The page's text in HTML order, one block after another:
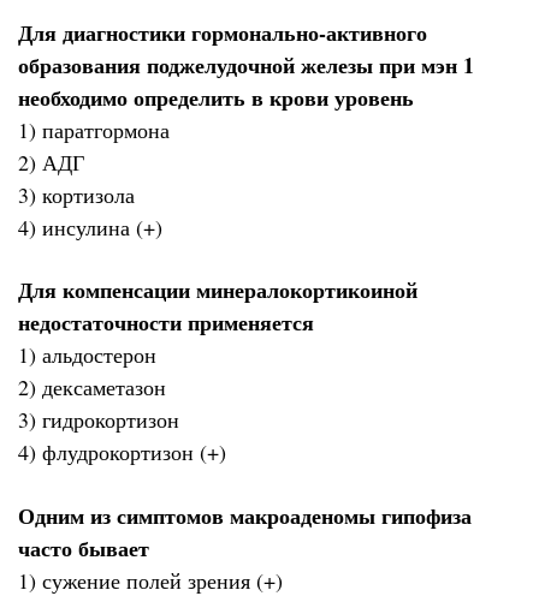
Для диагностики гормонально-активного
образования поджелудочной железы при мэн 1
необходимо определить в крови уровень
1) паратгормона
2) АДГ
3) кортизола
4) инсулина (+)
Для компенсации минералокортикоиной
недостаточности применяется
1) альдостерон
2) дексаметазон
3) гидрокортизон
4) флудрокортизон (+)
Одним из симптомов макроаденомы гипофиза
часто бывает
1) сужение полей зрения (+)